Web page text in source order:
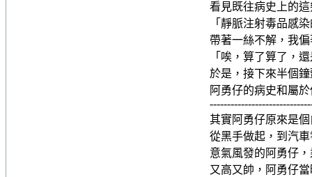
看見既往病史上的
「靜脈注射毒品感
帶著一絲不解，我
「唉，算了算了，
於是，接下來半個
阿勇仔的病史和屬
其實阿勇仔原來是
從黑手做起，到汽
意氣風發的阿勇仔
又高又帥，阿勇仔